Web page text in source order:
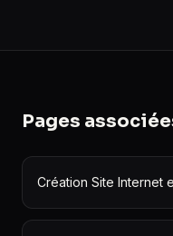
Pages
Création Site Internet